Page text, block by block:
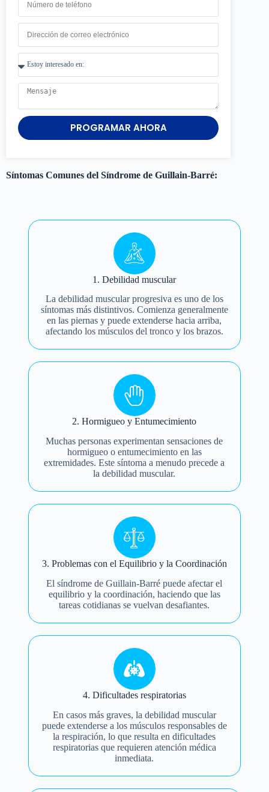
PROGRAMAR AHORA
Síntomas Comunes del Síndrome de Guillain-Barré:
1. Debilidad muscular
La debilidad muscular progresiva es uno de los
síntomas más distintivos. Comienza generalmente
en las piernas y puede extenderse hacia arriba,
afectando los músculos del tronco y los brazos.
2. Hormigueo y Entumecimiento
Muchas personas experimentan sensaciones de
hormigueo o entumecimiento en las
extremidades. Este síntoma a menudo precede a
la debilidad muscular.
3. Problemas con el Equilibrio y la Coordinación
El síndrome de Guillain-Barré puede afectar el
equilibrio y la coordinación, haciendo que las
tareas cotidianas se vuelvan desafiantes.
4. Dificultades respiratorias
En casos más graves, la debilidad muscular
puede extenderse a los músculos responsables de
la respiración, lo que resulta en dificultades
respiratorias que requieren atención médica
inmediata.